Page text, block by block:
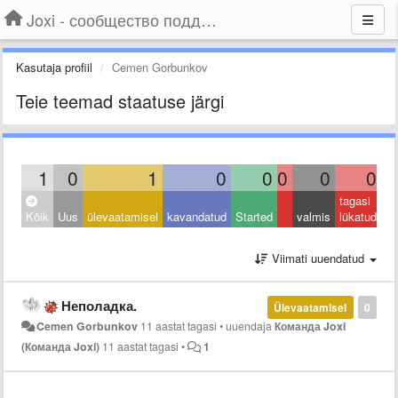
Joxi - сообщество поддержки
Kasutaja profiil Cemen Gorbunkov
Teie teemad staatuse järgi
1 0 1 0 0 0 0 0
Kõik Uus ülevaatamisel kavandatud Started valmis
tagasi
lükatud
Viimati uuendatud
0
Ülevaatamisel
Неполадка.
Cemen Gorbunkov 11 aastat tagasi •uuendajaКоманда Joxi
(Команда Joxi) 11 aastat tagasi • 1